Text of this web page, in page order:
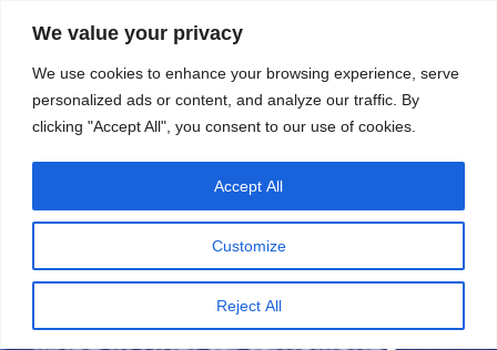
We value your privacy
We use cookies to enhance your browsing experience, serve
personalized ads or content, and analyze our traffic. By
clicking "Accept All", you consent to our use of cookies.
Customize
Reject All
Accept All
contenuto
5 Agosto 2026